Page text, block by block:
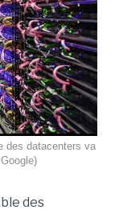
des datacenters va
des